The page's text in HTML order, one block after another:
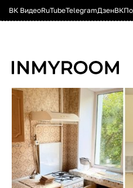
ВК ВидеоRuTubeTelegramДзенВК